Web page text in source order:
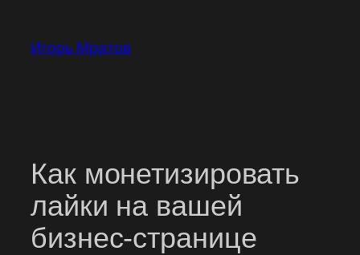
содержимому
Игорь Мратов
Как монетизировать
лайки на вашей
бизнес-странице